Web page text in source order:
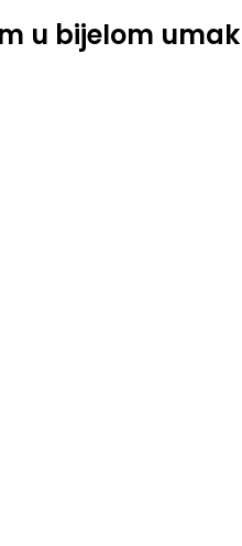
u bijelom